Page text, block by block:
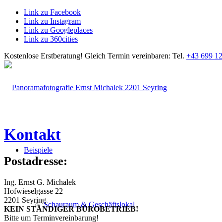
Link zu Facebook
Link zu Instagram
Link zu Googleplaces
Link zu 360cities
Kostenlose Erstberatung! Gleich Termin vereinbaren: Tel. +43 699
Beispiele
Schauraum & Geschäftslokal
Kontakt
Postadresse:
Ing. Ernst G. Michalek
Hofwieselgasse 22
2201 Seyring
KEIN STÄNDIGER BÜROBETRIEB!
Bitte um Terminvereinbarung!